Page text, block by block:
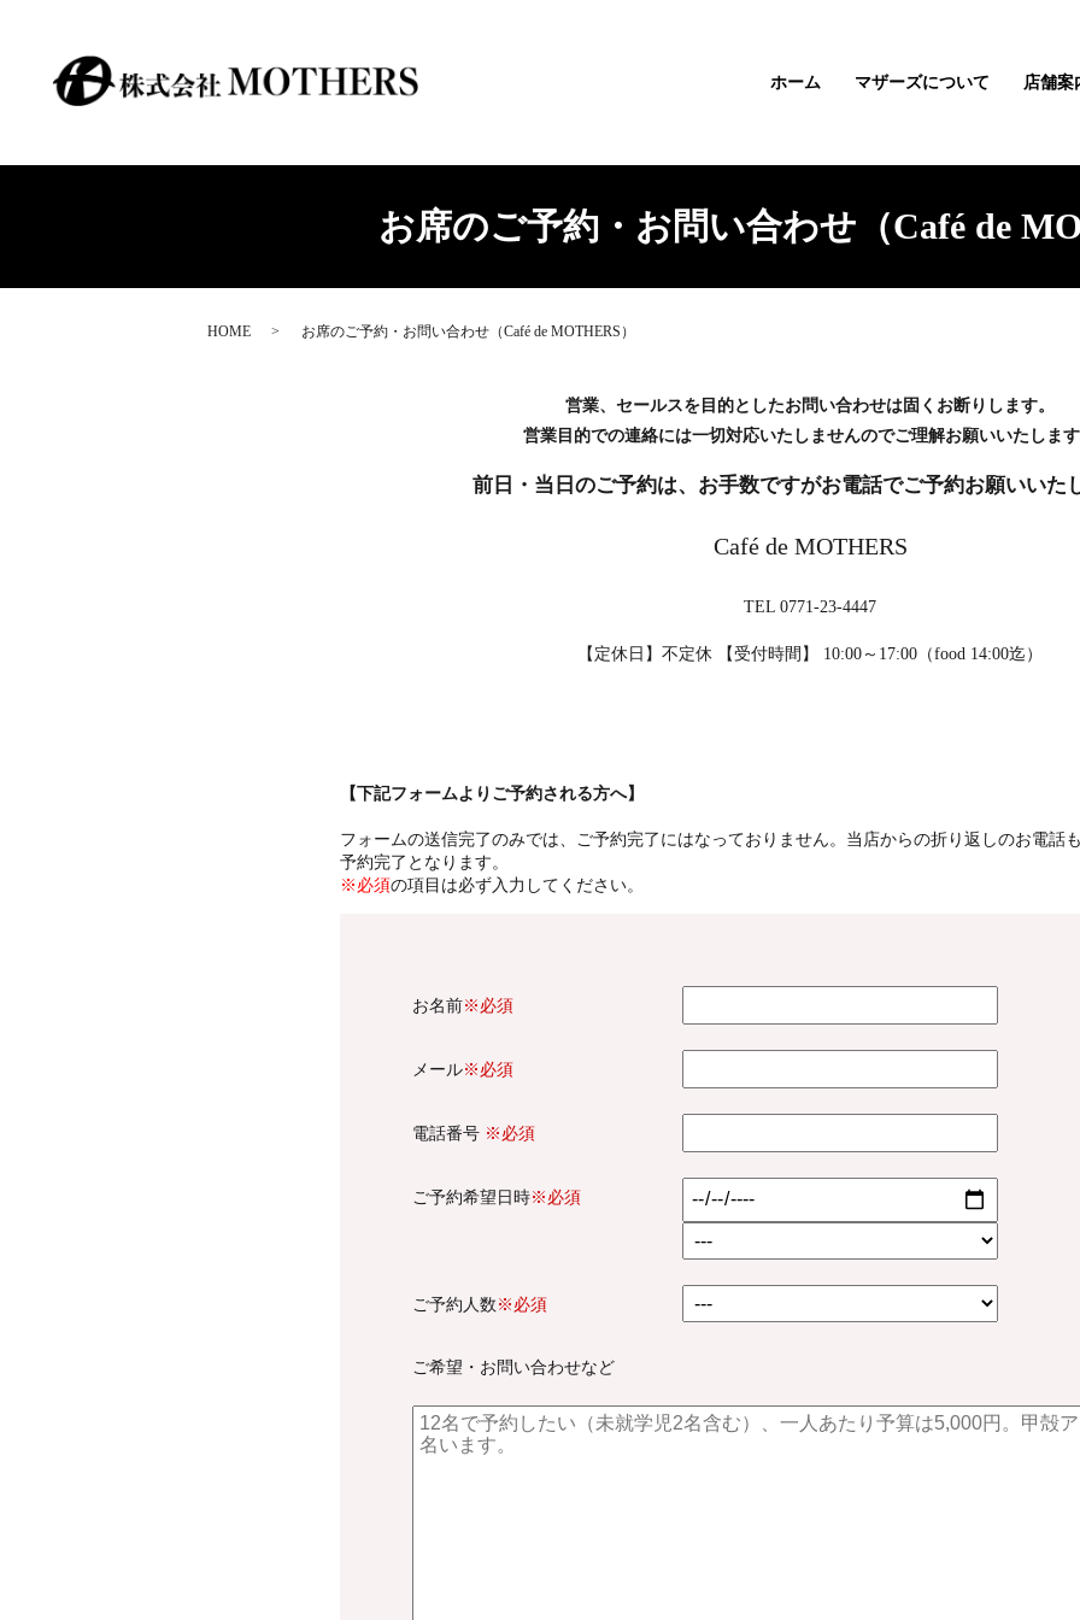
ホーム マザーズについて 店舗案
お席のご予約・お問い合わせ（Café de
HOME お席のご予約・お問い合わせ（Café de MOTHERS）
営業、セールスを目的としたお問い合わせは固くお断りします。
営業目的での連絡には一切対応いたしませんのでご理解お願いいたします
前日・当日のご予約は、お手数ですがお電話でご予約お願いいた
Café de MOTHERS
TEL 0771-23-4447
【定休日】不定休 【受付時間】 10:00～17:00（food 14:00迄）
【下記フォームよりご予約される方へ】
フォームの送信完了のみでは、ご予約完了にはなっておりません。当店からの折り返しのお電話
予約完了となります。
※必須の項目は必ず入力してください。
お名前※必須
メール※必須
電話番号 ※必須
ご予約希望日時※必須
ご予約人数 ※必須
ご希望・お問い合わせなど